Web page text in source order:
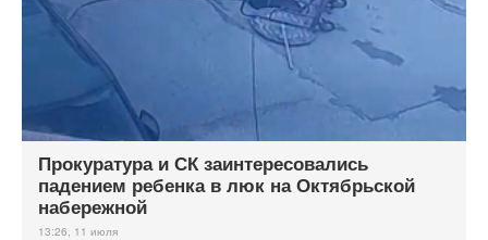
Прокуратура и СК заинтересовались
падением ребенка в люк на Октябрьской
набережной
13:26, 11 июля